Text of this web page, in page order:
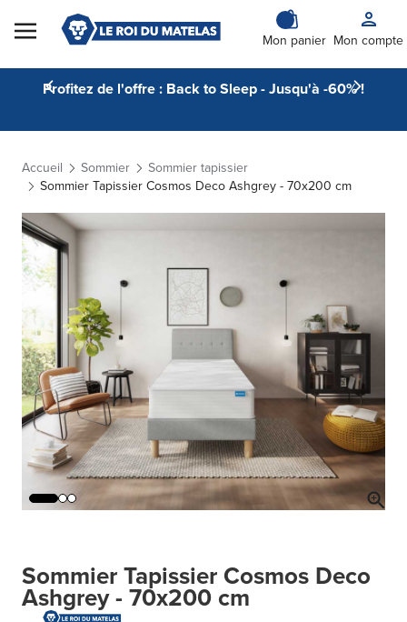
Skip to Content
Mon panier Mon compte
Profitez de l'offre : Back to Sleep - Jusqu'à -60% !
Accueil Sommier
Sommier tapissier
Sommier Tapissier Cosmos Deco Ashgrey - 70x200 cm
Sommier Tapissier Cosmos Deco
Ashgrey - 70x200 cm